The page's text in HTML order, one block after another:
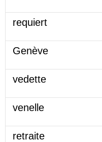
requiert
Genève
vedette
venelle
retraite